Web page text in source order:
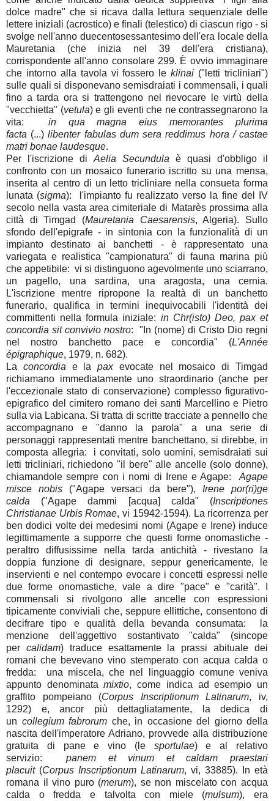
dolce madre" che si ricava dalla lettura sequenziale delle
lettere iniziali (acrostico) e finali (telestico) di ciascun rigo - si
svolge nell'anno duecentosessantesimo dell'era locale della
Mauretania (che inizia nel 39 dell'era cristiana),
corrispondente all'anno consolare 299. È ovvio immaginare
che intorno alla tavola vi fossero leklinai ("letti tricliniari")
sulle quali si disponevano semisdraiati i commensali, i quali
fino a tarda ora si trattengono nel rievocare le virtù della
"vecchietta" (vetula) e gli eventi che ne contrassegnarono la
vita: in qua magna eius memorantes plurima
facta (...)libenter fabulas dum sera reddimus hora / castae
matri bonae laudesque.
Per l'iscrizione di Aelia Secundula è quasi d'obbligo il
confronto con un mosaico funerario iscritto su una mensa,
inserita al centro di un letto tricliniare nella consueta forma
lunata (sigma): l'impianto fu realizzato verso la fine del IV
secolo nella vasta area cimiteriale di Matarès prossima alla
città di Timgad (Mauretania Caesarensis, Algeria). Sullo
sfondo dell'epigrafe - in sintonia con la funzionalità di un
impianto destinato ai banchetti - è rappresentato una
variegata e realistica "campionatura" di fauna marina più
che appetibile: vi si distinguono agevolmente uno sciarrano,
un pagello, una sardina, una aragosta, una cernia.
L'iscrizione mentre ripropone la realtà di un banchetto
funerario, qualifica in termini inequivocabili l'identità dei
committenti nella formula iniziale: in Chr(isto) Deo, pax et
concordia sit convivio nostro: "In (nome) di Cristo Dio regni
nel nostro banchetto pace e concordia" (L'Année
épigraphique, 1979, n. 682).
La concordia e lapaxevocate nel mosaico di Timgad
richiamano immediatamente uno straordinario (anche per
l'eccezionale stato di conservazione) complesso figurativo-
epigrafico del cimitero romano dei santi Marcellino e Pietro
sulla via Labicana. Si tratta di scritte tracciate a pennello che
accompagnano e "danno la parola" a una serie di
personaggi rappresentati mentre banchettano, si direbbe, in
composta allegria: i convitati, solo uomini, semisdraiati sui
letti tricliniari, richiedono "il bere" alle ancelle (solo donne),
chiamandole sempre con i nomi di Irene e Agape: Agape
misce nobis ("Agape versaci da bere"), Irene por(ri)ge
calda ("Agape dammi [acqua] calda" (Inscriptiones
Christianae Urbis Romae, vi 15942-1594). La ricorrenza per
ben dodici volte dei medesimi nomi (Agape e Irene) induce
legittimamente a supporre che questi forme onomastiche -
peraltro diffusissime nella tarda antichità - rivestano la
doppia funzione di designare, seppur genericamente, le
inservienti e nel contempo evocare i concetti espressi nelle
due forme onomastiche, vale a dire "pace" e "carità". I
commensali si rivolgono alle ancelle con espressioni
tipicamente conviviali che, seppure ellittiche, consentono di
decifrare tipo e qualità della bevanda consumata: la
menzione dell'aggettivo sostantivato "calda" (sincope
per calidam) traduce esattamente la prassi abituale dei
romani che bevevano vino stemperato con acqua calda o
fredda: una miscela, che nel linguaggio comune veniva
appunto denominatamixtio, come indica ad esempio un
graffito pompeiano (Corpus Inscriptionum Latinarum, iv,
1292) e, ancor più dettagliatamente, la dedica di
un collegium fabrorum che, in occasione del giorno della
nascita dell'imperatore Adriano, provvede alla distribuzione
gratuita di pane e vino (le sportulae) e al relativo
servizio:panem et
vinum et caldam praestari
placuit(Corpus Inscriptionum Latinarum, vi, 33885). In età
romana il vino puro (merum), se non miscelato con acqua
calda o fredda e talvolta con miele (mulsum), era